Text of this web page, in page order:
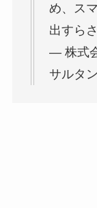
め、ス
出すら
— 株式
サルタ